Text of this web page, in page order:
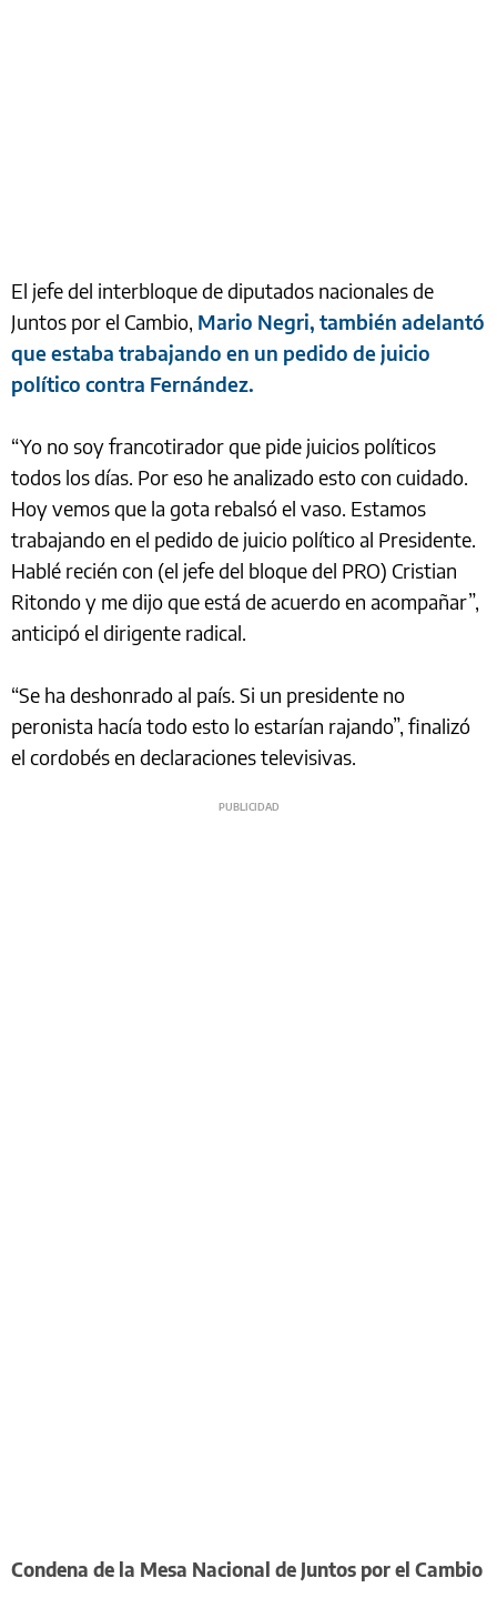
El jefe del interbloque de diputados nacionales de
Juntos por el Cambio, Mario Negri, también adelantó
que estaba trabajando en un pedido de juicio
político contra Fernández.
“Yo no soy francotirador que pide juicios políticos
todos los días. Por eso he analizado esto con cuidado.
Hoy vemos que la gota rebalsó el vaso. Estamos
trabajando en el pedido de juicio político al Presidente.
Hablé recién con (el jefe del bloque del PRO) Cristian
Ritondo y me dijo que está de acuerdo en acompañar”,
anticipó el dirigente radical.
“Se ha deshonrado al país. Si un presidente no
peronista hacía todo esto lo estarían rajando”, finalizó
el cordobés en declaraciones televisivas.
Condena de la Mesa Nacional de Juntos por el Cambio